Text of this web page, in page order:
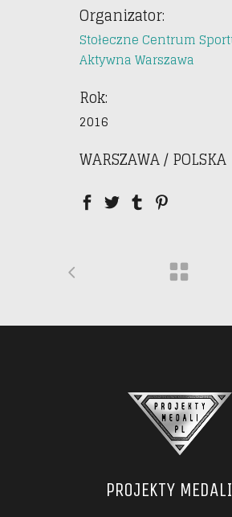
Organizator:
Stołeczne Centrum
Aktywna Warszawa
Rok:
2016
WARSZAWA / POLSKA
PROJEKTY